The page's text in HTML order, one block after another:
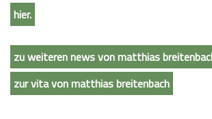
hier.
zu weiteren news von matthias
zur vita von matthias breitenbach